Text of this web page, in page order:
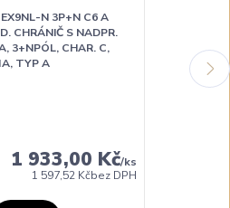
N 3P+N C6 A
CHRÁNIČ S NADPR.
3+NPÓL, CHAR. C,
TYP A
1 933,00 Kč/ks
1 597,52 Kčbez DPH
OCHR.,
IN=10A,